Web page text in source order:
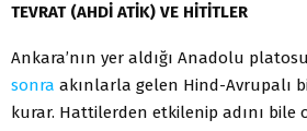
TEVRAT (AHDİ ATİK) VE HİTİTLER
Ankara’nın yer aldığı Anadolu
sonra akınlarla gelen Hind-Avrupalı
kurar. Hattilerden etkilenip adını